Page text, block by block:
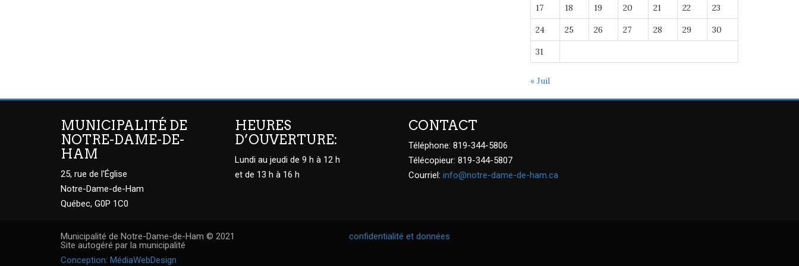
17 18 19 20 21 22 23
24 25 26 27 28 29 30
31
« Juil
MUNICIPALITÉ DE
NOTRE-DAME-DE-
HAM
25, rue de l'Église
Notre-Dame-de-Ham
Québec, G0P 1C0
HEURES
D’OUVERTURE:
Lundi au jeudi de 9 h à 12 h
et de 13 h à 16 h
CONTACT
Téléphone: 819-344-5806
Télécopieur: 819-344-5807
Courriel: info@notre-dame-de-ham.ca
Municipalité de Notre-Dame-de-Ham © 2021
Site autogéré par la municipalité
Conception: MédiaWebDesign
confidentialité et données